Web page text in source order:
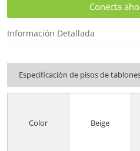
Conecta
Información Detallada
Especificación de pisos de
Color Beige